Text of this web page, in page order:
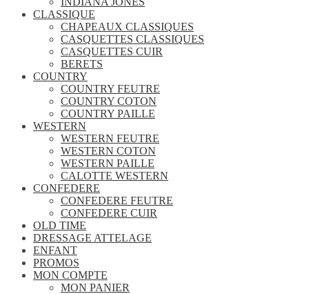
CLASSIQUE
CHAPEAUX CLASSIQUES
CASQUETTES CLASSIQUES
CASQUETTES CUIR
BERETS
COUNTRY
COUNTRY FEUTRE
COUNTRY COTON
COUNTRY PAILLE
WESTERN
WESTERN FEUTRE
WESTERN COTON
WESTERN PAILLE
CALOTTE WESTERN
CONFEDERE
CONFEDERE FEUTRE
CONFEDERE CUIR
OLD TIME
DRESSAGE ATTELAGE
ENFANT
PROMOS
MON COMPTE
MON PANIER